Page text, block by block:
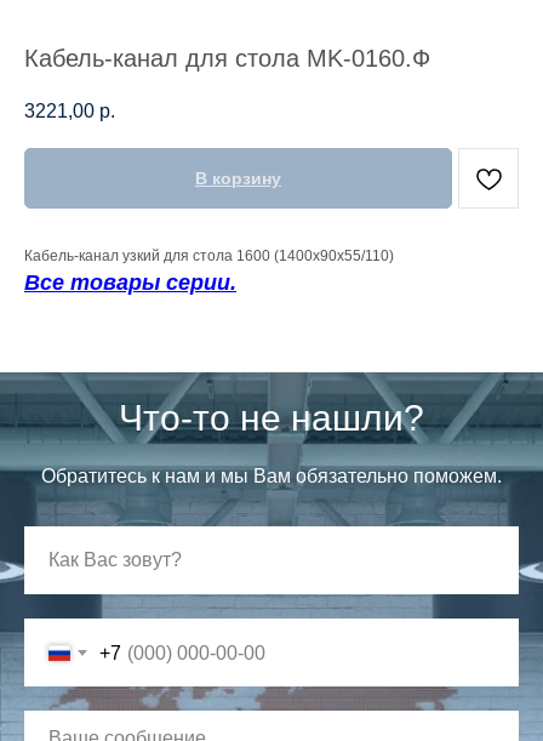
Кабель-канал для стола MK-0160.Ф
3221,00 р.
В корзину
Кабель-канал узкий для стола 1600 (1400х90х55/110)
Все товары серии.
Что-то не нашли?
Обратитесь к нам и мы Вам обязательно поможем.
+7